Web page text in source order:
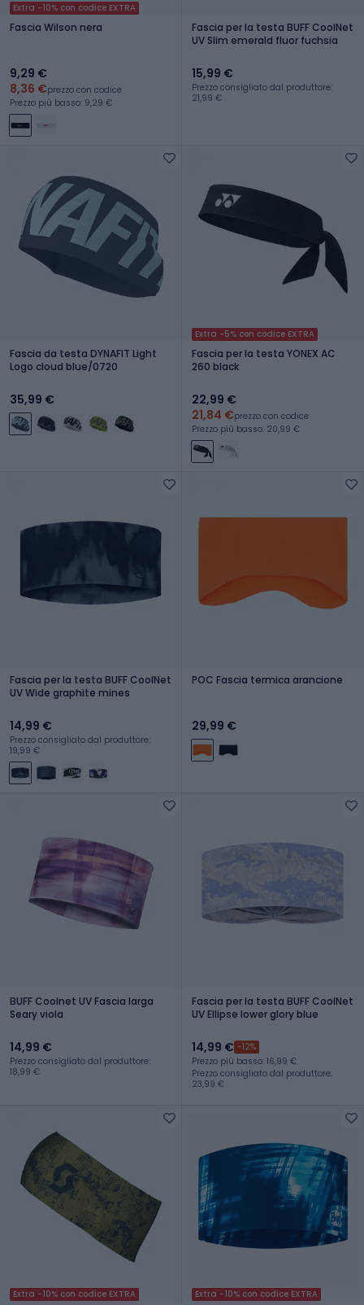
Extra -10% con codice EXTRA
Fascia Wilson nera
9,29 €
8,36 €prezzo con codice
Prezzo più basso: 9,29 €
Fascia per la testa BUFF CoolNet
UV Slim emerald fluor fuchsia
15,99 €
Prezzo consigliato dal produttore:
21,99 €
Fascia da testa DYNAFIT Light
Logo cloud blue/0720
35,99 €
Extra -5% con codice EXTRA
Fascia per la testa YONEX AC
260 black
22,99 €
21,84 €prezzo con codice
Prezzo più basso: 20,99 €
Fascia per la testa BUFF CoolNet
UV Wide graphite mines
14,99 €
Prezzo consigliato dal produttore:
19,99 €
POC Fascia termica arancione
29,99 €
BUFF Coolnet UV Fascia larga
Seary viola
14,99 €
Prezzo consigliato dal produttore:
18,99 €
Fascia per la testa BUFF CoolNet
UV Ellipse lower glory blue
14,99 € -12%
Prezzo più basso: 16,99 €
Prezzo consigliato dal produttore:
23,99 €
Extra -10% con codice EXTRA Extra -10% con codice EXTRA